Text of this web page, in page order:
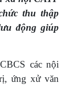
thu thập
động giúp
các nội
ứng xử văn